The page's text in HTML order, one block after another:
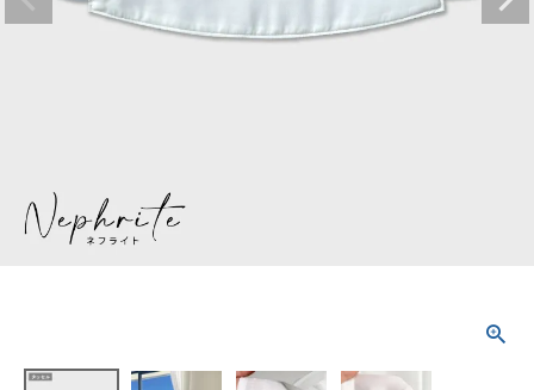
ショッピングガイド